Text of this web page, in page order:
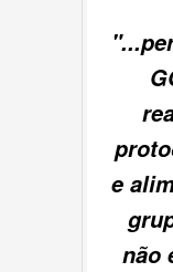
e
não